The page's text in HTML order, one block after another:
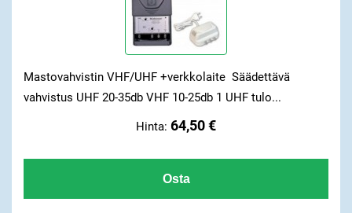
Mastovahvistin VHF/UHF +verkkolaite Säädettävä
vahvistus UHF 20-35db VHF 10-25db 1 UHF tulo...
Hinta: 64,50 €